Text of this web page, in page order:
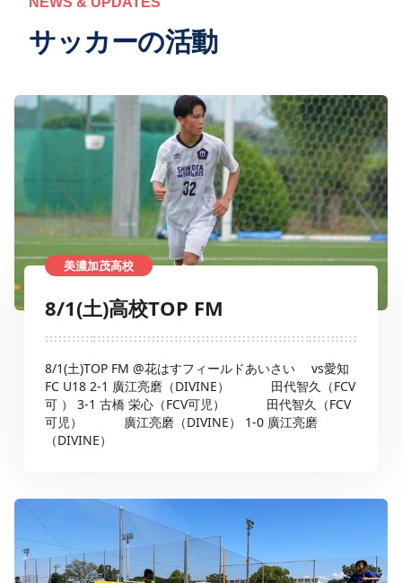
サッカーの活動
美濃加茂高校
8/1(土)高校TOP FM
8/1(土)TOP FM @花はすフィールドあいさい vs愛知
FC U18 2-1 廣江亮磨（DIVINE） 田代智久（FCV
可 ） 3-1 古橋 栄心（FCV可児） 田代智久（FCV
可児） 廣江亮磨（DIVINE） 1-0 廣江亮磨
（DIVINE）